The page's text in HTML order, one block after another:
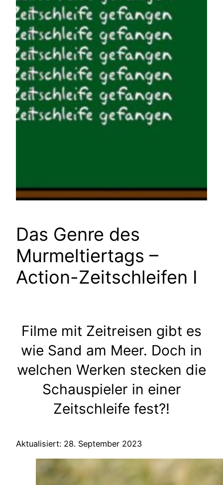
Das Genre des
Murmeltiertags –
Action-Zeitschleifen I
Filme mit Zeitreisen gibt es
wie Sand am Meer. Doch in
welchen Werken stecken die
Schauspieler in einer
Zeitschleife fest?!
Aktualisiert: 28. September 2023